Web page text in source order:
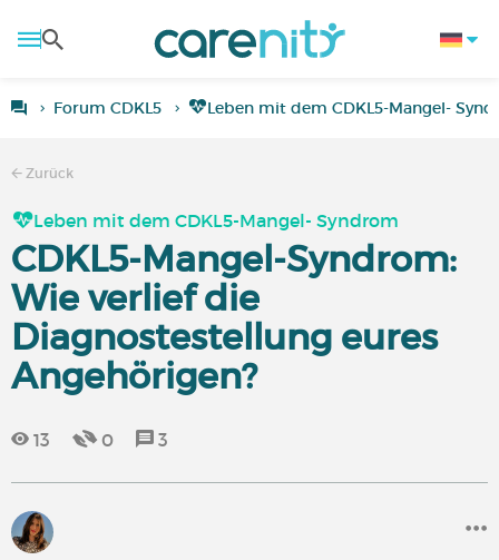
Forum CDKL5 Leben mit dem CDKL5-Mangel-
Zurück
Leben mit dem CDKL5-Mangel- Syndrom
CDKL5-Mangel-Syndrom:
Wie verlief die
Diagnostestellung eures
Angehörigen?
13 0 3